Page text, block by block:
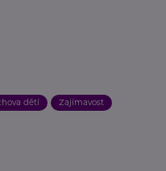
dětí Zajímavost